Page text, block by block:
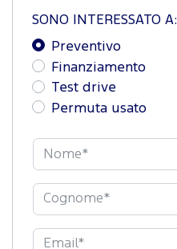
SONO INTERESSATO A:
Preventivo
Finanziamento
Test drive
Permuta usato